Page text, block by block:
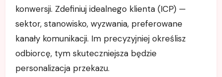
konwersji. Zdefiniuj idealnego klienta (ICP) —
sektor, stanowisko, wyzwania, preferowane
kanały komunikacji. Im precyzyjniej określisz
odbiorcę, tym skuteczniejsza będzie
personalizacja przekazu.